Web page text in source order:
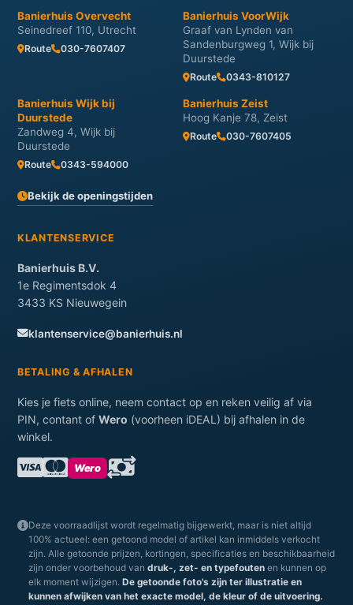
Banierhuis Overvecht
Seinedreef 110, Utrecht
Route 030-7607407
Banierhuis VoorWijk
Graaf van Lynden van
Sandenburgweg 1, Wijk bij
Duurstede
Route 0343-810127
Banierhuis Wijk bij
Duurstede
Zandweg 4, Wijk bij
Duurstede
Route 0343-594000
Banierhuis Zeist
Hoog Kanje 78, Zeist
Route 030-7607405
Bekijk de openingstijden
KLANTENSERVICE
Banierhuis B.V.
1e Regimentsdok 4
3433 KS Nieuwegein
klantenservice@banierhuis.nl
BETALING & AFHALEN
Kies je fiets online, neem contact op en reken veilig af via
PIN, contant of Wero (voorheen iDEAL) bij afhalen in de
winkel.
Wero
Deze voorraadlijst wordt regelmatig bijgewerkt, maar is niet altijd
100% actueel: een getoond model of artikel kan inmiddels verkocht
zijn. Alle getoonde prijzen, kortingen, specificaties en beschikbaarheid
zijn onder voorbehoud van druk-, zet- en typefouten en kunnen op
elk moment wijzigen. De getoonde foto's zijn ter illustratie en
kunnen afwijken van het exacte model, de kleur of de uitvoering.